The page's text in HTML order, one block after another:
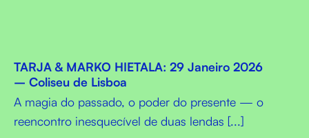
TARJA & MARKO HIETALA: 29 Janeiro 2026
– Coliseu de Lisboa
A magia do passado, o poder do presente — o
reencontro inesquecível de duas lendas [...]